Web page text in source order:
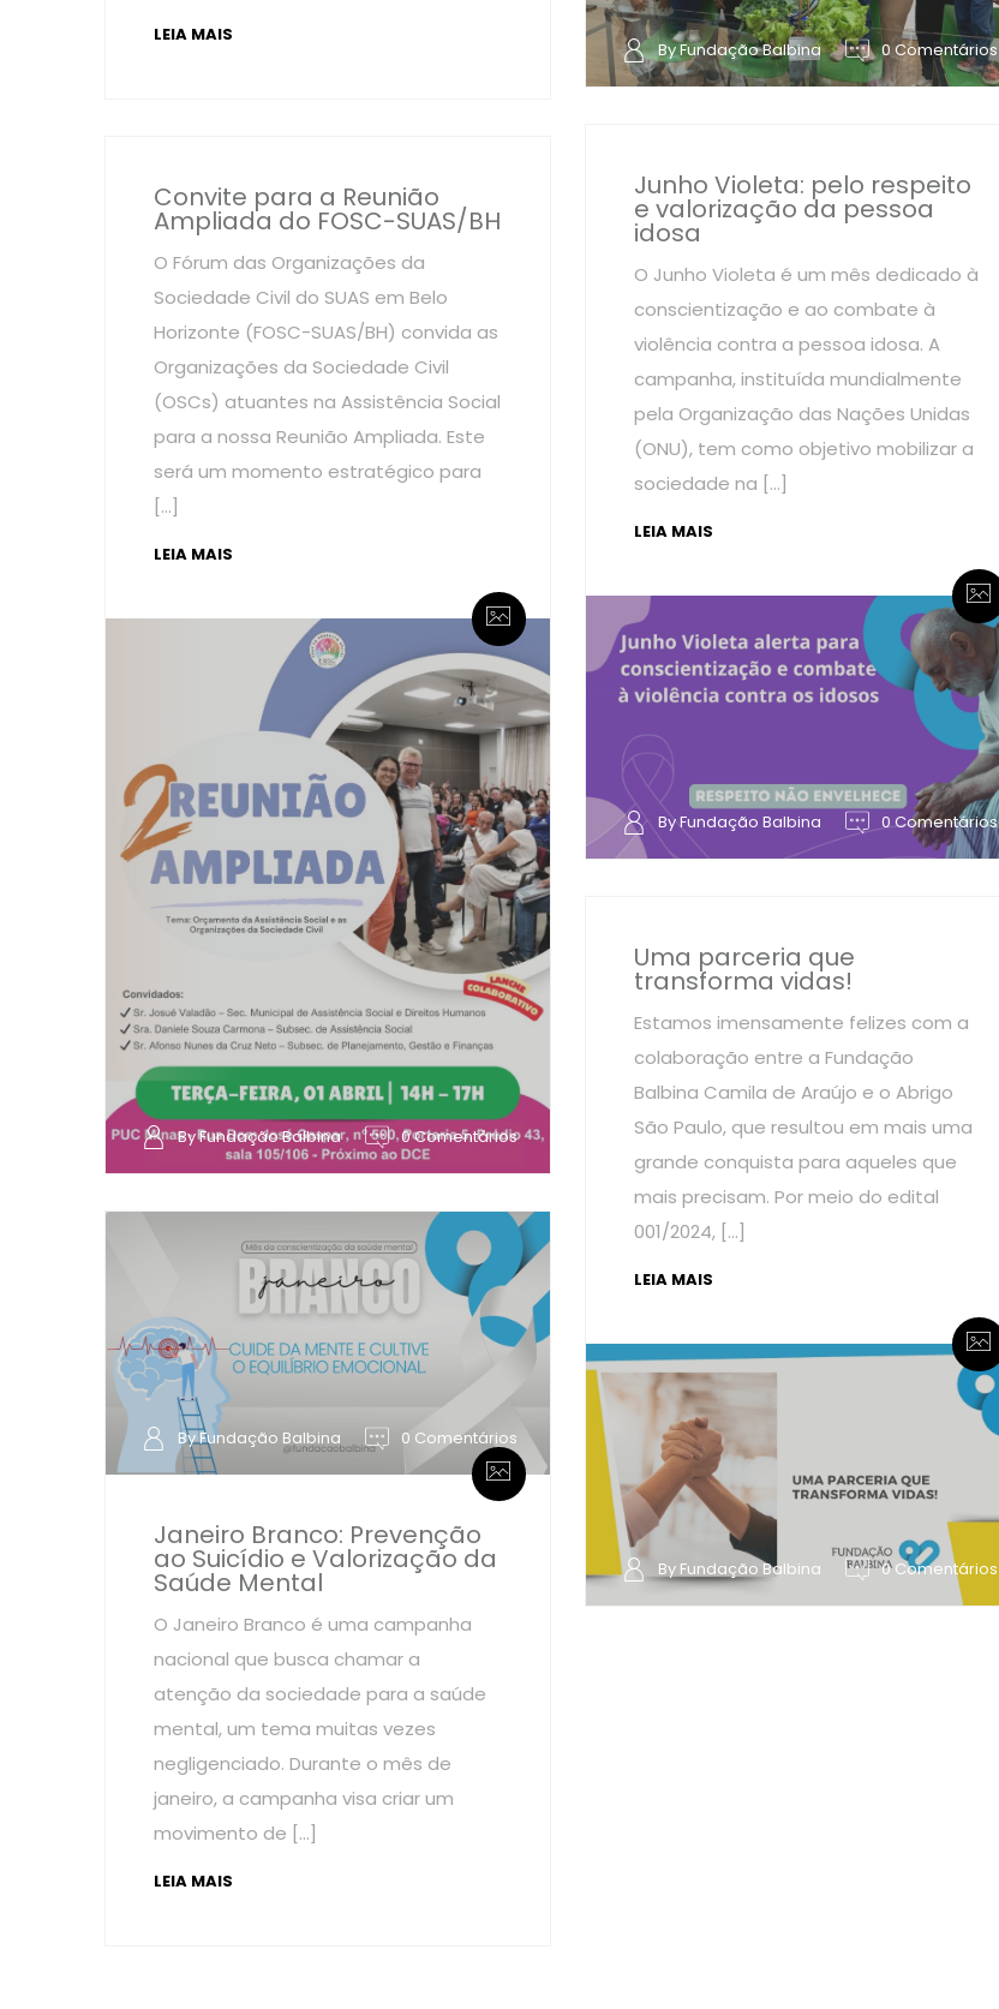
LEIA MAIS
By Fundação Balbina 0 Comentários
Junho Violeta: pelo respeito
e valorização da pessoa
idosa
O Junho Violeta é um mês dedicado à
conscientização e ao combate à
violência contra a pessoa idosa. A
campanha, instituída mundialmente
pela Organização das Nações Unidas
(ONU), tem como objetivo mobilizar a
sociedade na […]
LEIA MAIS
By Fundação Balbina 0 Comentários
Convite para a Reunião
Ampliada do FOSC-SUAS/BH
O Fórum das Organizações da
Sociedade Civil do SUAS em Belo
Horizonte (FOSC-SUAS/BH) convida as
Organizações da Sociedade Civil
(OSCs) atuantes na Assistência Social
para a nossa Reunião Ampliada. Este
será um momento estratégico para
[…]
LEIA MAIS
By Fundação Balbina 0 Comentários
Uma parceria que
transforma vidas!
Estamos imensamente felizes com a
colaboração entre a Fundação
Balbina Camila de Araújo e o Abrigo
São Paulo, que resultou em mais uma
grande conquista para aqueles que
mais precisam. Por meio do edital
001/2024, […]
LEIA MAIS
By Fundação Balbina 0 Comentários
By Fundação Balbina 0 Comentários
Janeiro Branco: Prevenção
ao Suicídio e Valorização da
Saúde Mental
O Janeiro Branco é uma campanha
nacional que busca chamar a
atenção da sociedade para a saúde
mental, um tema muitas vezes
negligenciado. Durante o mês de
janeiro, a campanha visa criar um
movimento de […]
LEIA MAIS